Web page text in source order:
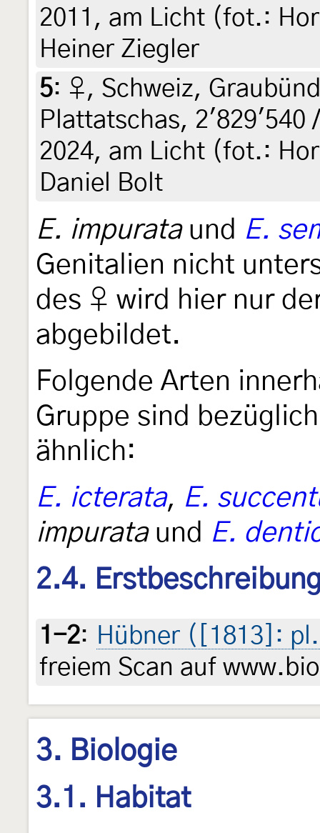
2011, am Licht (fot.:
Heiner Ziegler
5: ♀, Schweiz,
Plattatschas, 2'829'540
2024, am Licht (fot.:
Daniel Bolt
E. impurataund E.
Genitalien nicht
des ♀ wird hier nur
abgebildet.
Folgende Arten
Gruppe sind
ähnlich:
E. icterata, E.
impurataund E.
2.4.
1-2: Hübner ([1813]:
freiem Scan auf
3. Biologie
3.1. Habitat